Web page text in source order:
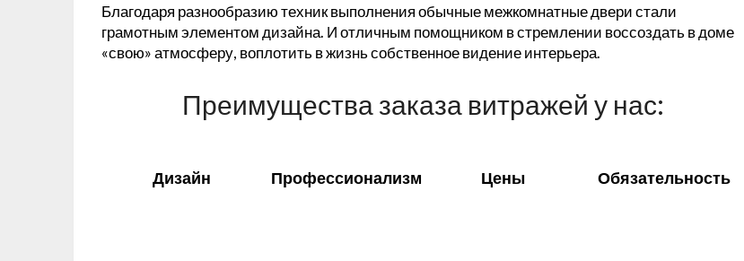
Благодаря разнообразию техник выполнения обычные межкомнатные двери стали
грамотным элементом дизайна. И отличным помощником в стремлении воссоздать в доме
«свою» атмосферу, воплотить в жизнь собственное видение интерьера.
Преимущества заказа витражей у нас:
Дизайн Профессионализм Цены Обязательность